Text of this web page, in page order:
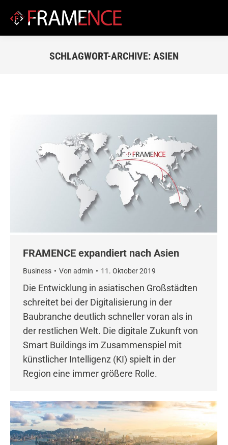
SCHLAGWORT-ARCHIVE: ASIEN
FRAMENCE expandiert nach Asien
Business Von admin 11. Oktober 2019
Die Entwicklung in asiatischen Großstädten
schreitet bei der Digitalisierung in der
Baubranche deutlich schneller voran als in
der restlichen Welt. Die digitale Zukunft von
Smart Buildings im Zusammenspiel mit
künstlicher Intelligenz (KI) spielt in der
Region eine immer größere Rolle.